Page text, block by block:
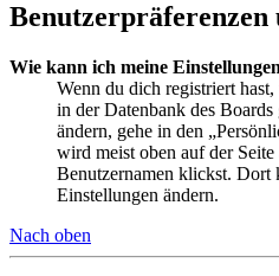
Benutzerpräferenzen
Wie kann ich meine
Wenn du dich registriert
in der Datenbank des
ändern, gehe in den
wird meist oben auf der
Benutzernamen klickst. Dort
Einstellungen ändern.
Nach oben